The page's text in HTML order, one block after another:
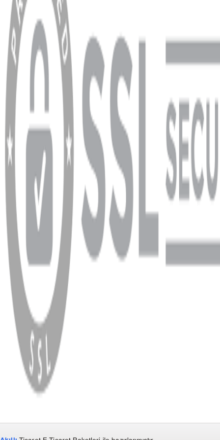
Sipariş Sorgulama
Banka Hesap Bilgileri
YARDIM VE DESTEK
Ödeme ve Teslimat Şartları
Garanti ve İade Şartları
info@dukkanhifi.com
0850 441 40 44
info@dukkanhifi.com 0850 441 40 44
Çalışma Saatleri: Pazartesi - Cuma 09:30 - 19:30, Cumartesi 10:00 - 18:00
WhatsApp Facebook
Copyright
2026 Dükkan Hifi